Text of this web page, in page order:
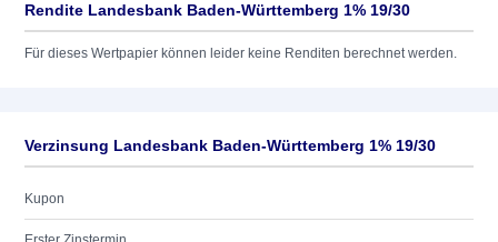
Rendite Landesbank Baden-Württemberg 1% 19/30
Für dieses Wertpapier können leider keine Renditen berechnet werden.
Verzinsung Landesbank Baden-Württemberg 1% 19/30
Kupon